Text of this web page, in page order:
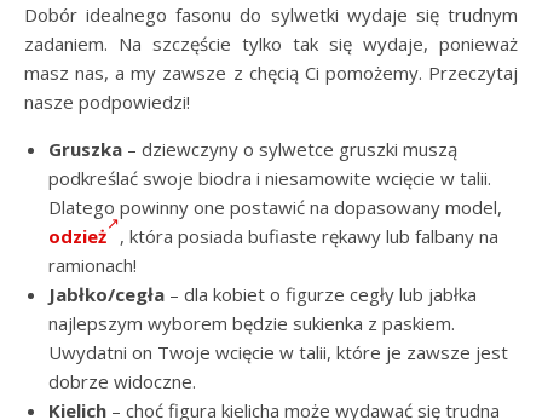
Dobór idealnego fasonu do sylwetki wydaje się trudnym
zadaniem. Na szczęście tylko tak się wydaje, ponieważ
masz nas, a my zawsze z chęcią Ci pomożemy. Przeczytaj
nasze podpowiedzi!
Gruszka – dziewczyny o sylwetce gruszki muszą
podkreślać swoje biodra i niesamowite wcięcie w talii.
Dlatego powinny one postawić na dopasowany model,
odzież , która posiada bufiaste rękawy lub falbany na
ramionach!
Jabłko/cegła – dla kobiet o figurze cegły lub jabłka
najlepszym wyborem będzie sukienka z paskiem.
Uwydatni on Twoje wcięcie w talii, które je zawsze jest
dobrze widoczne.
Kielich – choć figura kielicha może wydawać się trudna